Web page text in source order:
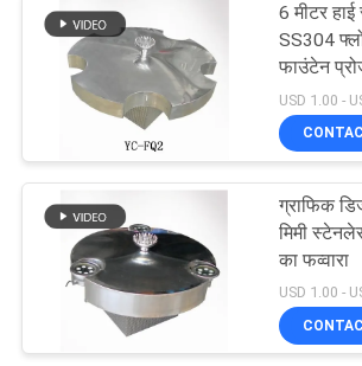
स्टेनलेस स्टील
पूल सीढ़ी
6 मीटर
SS304
फाउंटेन
ग्राफिक
मिमी
का फव्वारा